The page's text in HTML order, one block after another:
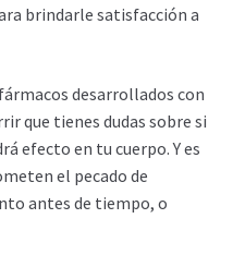
brindarle satisfacción a
desarrollados con
que tienes dudas sobre si
efecto en tu cuerpo. Y es
el pecado de
antes de tiempo, o